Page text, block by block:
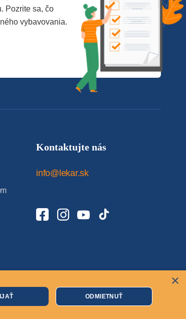
Pozrite sa, čo
vybavovania.
Kontaktujte nás
info@lekar.sk
Cookies
×
ODMIETNUŤ